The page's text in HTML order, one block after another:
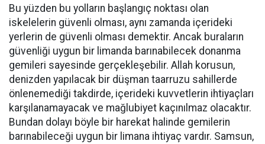
Bu yüzden bu yolların başlangıç noktası olan
iskelelerin güvenli olması, aynı zamanda içerideki
yerlerin de güvenli olması demektir. Ancak buraların
güvenliği uygun bir limanda barınabilecek donanma
gemileri sayesinde gerçekleşebilir. Allah korusun,
denizden yapılacak bir düşman taarruzu sahillerde
önlenemediği takdirde, içerideki kuvvetlerin ihtiyaçları
karşılanamayacak ve mağlubiyet kaçınılmaz olacaktır.
Bundan dolayı böyle bir harekat halinde gemilerin
barınabileceği uygun bir limana ihtiyaç vardır. Samsun,